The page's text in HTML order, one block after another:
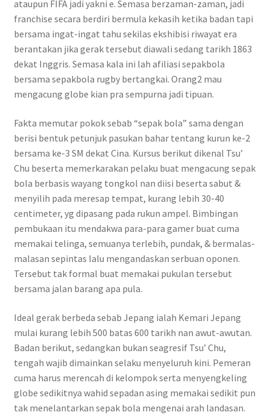
ataupun FIFA jadi yakni e. Semasa berzaman-zaman, jadi
franchise secara berdiri bermula kekasih ketika badan tapi
bersama ingat-ingat tahu sekilas ekshibisi riwayat era
berantakan jika gerak tersebut diawali sedang tarikh 1863
dekat Inggris. Semasa kala ini lah afiliasi sepakbola
bersama sepakbola rugby bertangkai. Orang2 mau
mengacung globe kian pra sempurna jadi tipuan.
Fakta memutar pokok sebab “sepak bola” sama dengan
berisi bentuk petunjuk pasukan bahar tentang kurun ke-2
bersama ke-3 SM dekat Cina. Kursus berikut dikenal Tsu’
Chu beserta memerkarakan pelaku buat mengacung sepak
bola berbasis wayang tongkol nan diisi beserta sabut &
menyilih pada meresap tempat, kurang lebih 30-40
centimeter, yg dipasang pada rukun ampel. Bimbingan
pembukaan itu mendakwa para-para gamer buat cuma
memakai telinga, semuanya terlebih, pundak, & bermalas-
malasan sepintas lalu mengandaskan serbuan oponen.
Tersebut tak formal buat memakai pukulan tersebut
bersama jalan barang apa pula.
Ideal gerak berbeda sebab Jepang ialah Kemari Jepang
mulai kurang lebih 500 batas 600 tarikh nan awut-awutan.
Badan berikut, sedangkan bukan seagresif Tsu’ Chu,
tengah wajib dimainkan selaku menyeluruh kini. Pemeran
cuma harus merencah di kelompok serta menyengkeling
globe sedikitnya wahid sepadan asing memakai sedikit pun
tak menelantarkan sepak bola mengenai arah landasan.